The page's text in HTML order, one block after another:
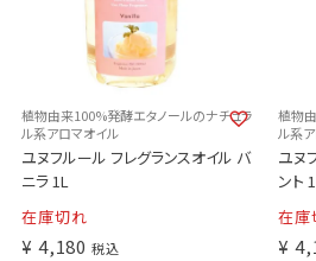
植物由来100%発酵エタノールのナチュラ
ル系アロマオイル
ユヌフルール フレグランスオイル バ
ニラ 1L
在庫切れ
¥ 4,180 税込
植物
ル系
ユヌ
ント
在庫
¥